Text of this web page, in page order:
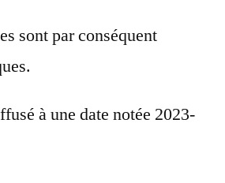
sont par conséquent
à une date notée 2023-